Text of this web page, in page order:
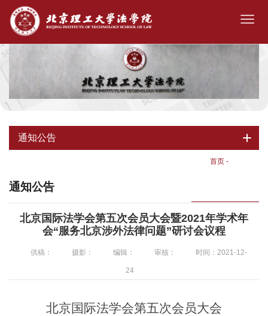
通知公告
首页 -
通知公告
北京国际法学会第五次会员大会暨2021年学术年
会“服务北京涉外法律问题”研讨会议程
供稿： 摄影： 编辑： 审核： 时间：2021-12-
24
北京国际法学会第五次会员大会